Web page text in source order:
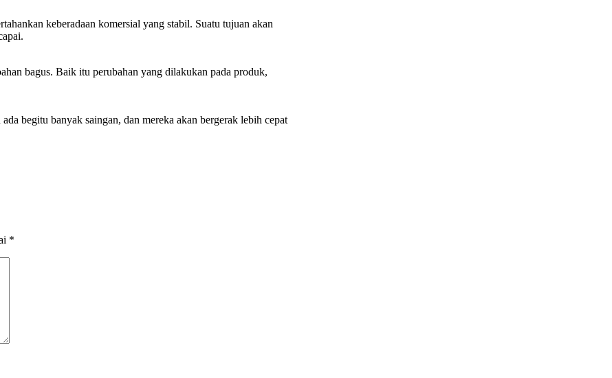
keberadaan komersial yang stabil. Suatu tujuan akan
bagus. Baik itu perubahan yang dilakukan pada produk,
begitu banyak saingan, dan mereka akan bergerak lebih cepat
*